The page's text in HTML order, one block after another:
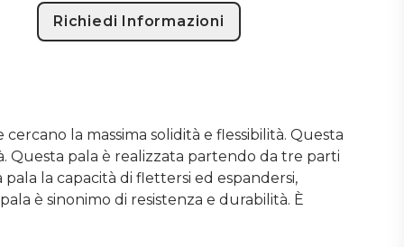
Richiedi Informazioni
la massima solidità e flessibilità. Questa
pala è realizzata partendo da tre parti
la capacità di flettersi ed espandersi,
è sinonimo di resistenza e durabilità. È